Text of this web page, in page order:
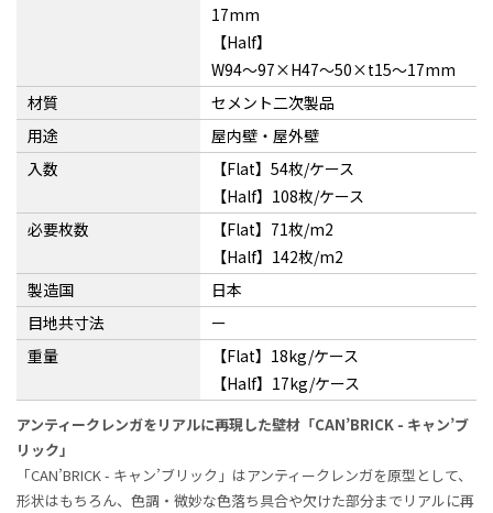
17mm
【Half】
W94〜97×H47〜50×t15〜17mm
材質
セメント二次製品
用途
屋内壁・屋外壁
入数
【Flat】54枚/ケース
【Half】108枚/ケース
必要枚数
【Flat】71枚/m2
【Half】142枚/m2
製造国
日本
目地共寸法
ー
重量
【Flat】18kg/ケース
【Half】17kg/ケース
アンティークレンガをリアルに再現した壁材「CAN’BRICK - キャン’ブ
リック」
「CAN’BRICK - キャン’ブリック」はアンティークレンガを原型として、
形状はもちろん、色調・微妙な色落ち具合や欠けた部分までリアルに再